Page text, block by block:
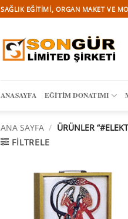
SAĞLIK EĞITIMI, ORGAN MAKET VE
ANASAYFA EĞITIM DONATIMI
ANA SAYFA / ÜRÜNLER
FILTRELE